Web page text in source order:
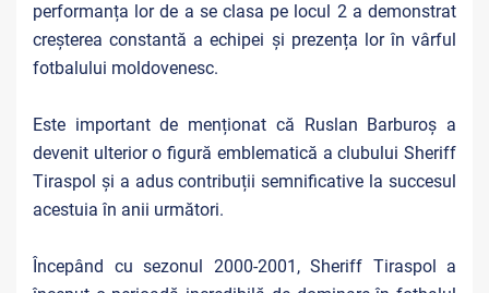
performanța lor de a se clasa pe locul 2 a demonstrat
creșterea constantă a echipei și prezența lor în vârful
fotbalului moldovenesc.
Este important de menționat că Ruslan Barburoș a
devenit ulterior o figură emblematică a clubului Sheriff
Tiraspol și a adus contribuții semnificative la succesul
acestuia în anii următori.
Începând cu sezonul 2000-2001, Sheriff Tiraspol a